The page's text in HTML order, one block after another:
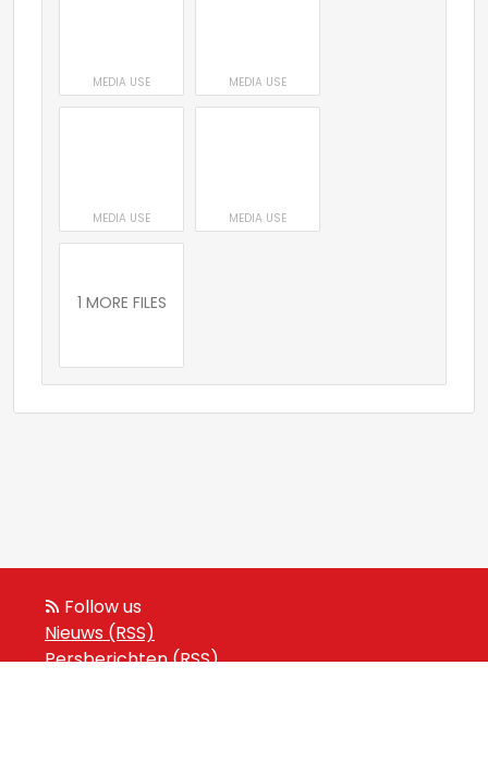
MEDIA USE MEDIA USE
MEDIA USE MEDIA USE
1 MORE FILES
Follow us
Nieuws (RSS)
Persberichten (RSS)